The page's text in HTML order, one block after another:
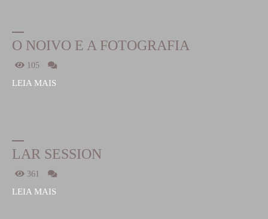
O NOIVO E A FOTOGRAFIA
LEIA MAIS
105
LAR SESSION
LEIA MAIS
361